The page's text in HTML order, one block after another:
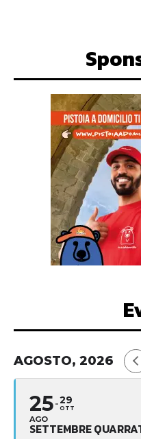
AGOSTO, 2026
25
AGO
29
OTT
SETTEMBRE